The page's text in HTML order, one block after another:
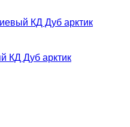
КД Дуб арктик